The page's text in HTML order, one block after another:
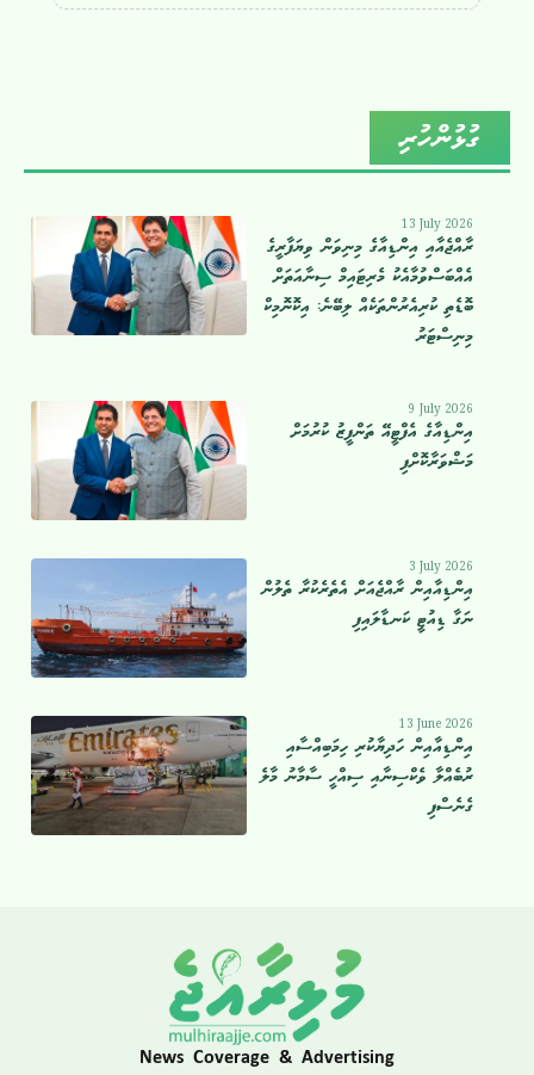
ގުޅުންހުރި
13 July 2026
ރާއްޖެއާއި އިންޑިއާގެ މިނިވަން ވިޔަފާރީގެ
އެއްބަސްވުމާއެކު މެރިޓައިމް ސިނާއަތަށް
ބޮޑެތި ކުރިއެރުންތަކެއް ލިބޭނެ: އިކޮނޮމިކް
މިނިސްޓަރު
9 July 2026
އިންޑިއާގެ އެފްޓީއޭ ތަންފީޒު ކުރުމަށް
މަޝްވަރާކޮށްފި
3 July 2026
އިންޑިއާއިން ރާއްޖެއަށް އެތެރެކުރާ ތެލުން
ނަގާ ޑިއުޓީ ކަނޑާލައިފި
13 June 2026
އިންޑިއާއިން ހަދިޔާކުރި ހިމަބިއްސާއި
ރުބެއްލާ ވެކްސިނާއި ސިއްހީ ސާމާނު މާލެ
ގެނެސްފި
News Coverage & Advertising